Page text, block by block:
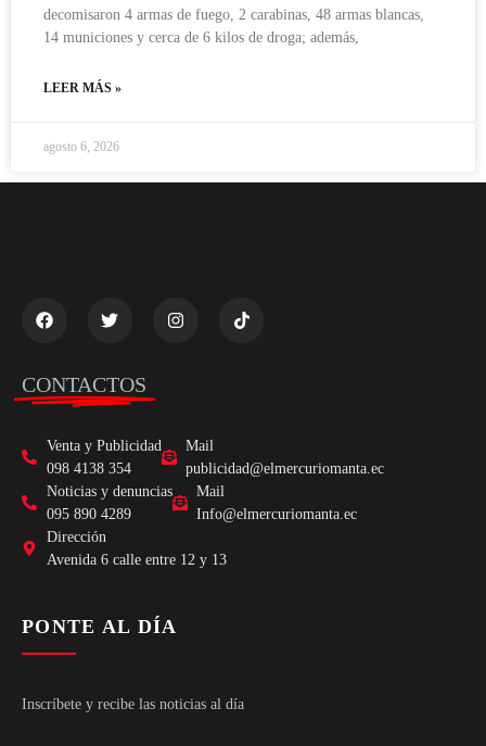
decomisaron 4 armas de fuego, 2 carabinas, 48 armas blancas,
14 municiones y cerca de 6 kilos de droga; además,
LEER MÁS »
agosto 6, 2026
CONTACTOS
Venta y Publicidad
098 4138 354
Mail
publicidad@elmercuriomanta.ec
Noticias y denuncias
095 890 4289
Mail
Info@elmercuriomanta.ec
Dirección
Avenida 6 calle entre 12 y 13
PONTE AL DÍA
Inscríbete y recibe las noticias al día